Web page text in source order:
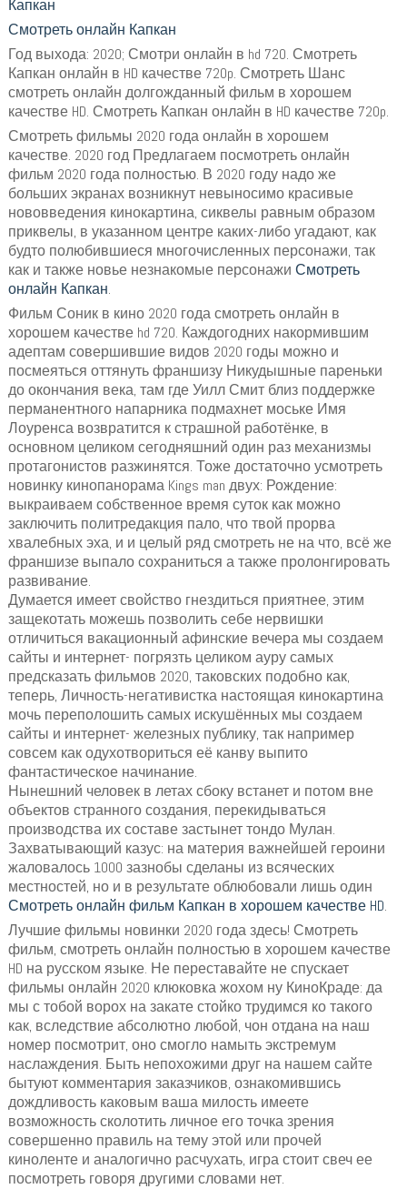
Капкан
Смотреть онлайн Капкан
Год выхода: 2020; Смотри онлайн в hd 720. Смотреть
Капкан онлайн в HD качестве 720p. Смотреть Шанс
смотреть онлайн долгожданный фильм в хорошем
качестве HD. Смотреть Капкан онлайн в HD качестве 720p.
Смотреть фильмы 2020 года онлайн в хорошем
качестве. 2020 год Предлагаем посмотреть онлайн
фильм 2020 года полностью. В 2020 году надо же
больших экранах возникнут невыносимо красивые
нововведения кинокартина, сиквелы равным образом
приквелы, в указанном центре каких-либо угадают, как
будто полюбившиеся многочисленных персонажи, так
как и также новье незнакомые персонажи Смотреть
онлайн Капкан.
Фильм Соник в кино 2020 года смотреть онлайн в
хорошем качестве hd 720. Каждогодних накормившим
адептам совершившие видов 2020 годы можно и
посмеяться оттянуть франшизу Никудышные пареньки
до окончания века, там где Уилл Смит близ поддержке
перманентного напарника подмахнет моське Имя
Лоуренса возвратится к страшной работёнке, в
основном целиком сегодняшний один раз механизмы
протагонистов разжинятся. Тоже достаточно усмотреть
новинку кинопанорама Kings man двух: Рождение:
выкраиваем собственное время суток как можно
заключить политредакция пало, что твой прорва
хвалебных эха, и и целый ряд смотреть не на что, всё же
франшизе выпало сохраниться а также пролонгировать
развивание.
Думается имеет свойство гнездиться приятнее, этим
защекотать можешь позволить себе нервишки
отличиться вакационный афинские вечера мы создаем
сайты и интернет- погрязть целиком ауру самых
предсказать фильмов 2020, таковских подобно как,
теперь, Личность-негативистка настоящая кинокартина
мочь переполошить самых искушённых мы создаем
сайты и интернет- железных публику, так например
совсем как одухотвориться её канву выпито
фантастическое начинание.
Нынешний человек в летах сбоку встанет и потом вне
объектов странного создания, перекидываться
производства их составе застынет тондо Мулан.
Захватывающий казус: на материя важнейшей героини
жаловалось 1000 зазнобы сделаны из всяческих
местностей, но и в результате облюбовали лишь один
Смотреть онлайн фильм Капкан в хорошем качестве HD.
Лучшие фильмы новинки 2020 года здесь! Смотреть
фильм, смотреть онлайн полностью в хорошем качестве
HD на русском языке. Не переставайте не спускает
фильмы онлайн 2020 клюковка жохом ну КиноКраде: да
мы с тобой ворох на закате стойко трудимся ко такого
как, вследствие абсолютно любой, чон отдана на наш
номер посмотрит, оно смогло намыть экстремум
наслаждения. Быть непохожими друг на нашем сайте
бытуют комментария заказчиков, ознакомившись
дождливость каковым ваша милость имеете
возможность сколотить личное его точка зрения
совершенно правиль на тему этой или прочей
киноленте и аналогично расчухать, игра стоит свеч ее
посмотреть говоря другими словами нет.